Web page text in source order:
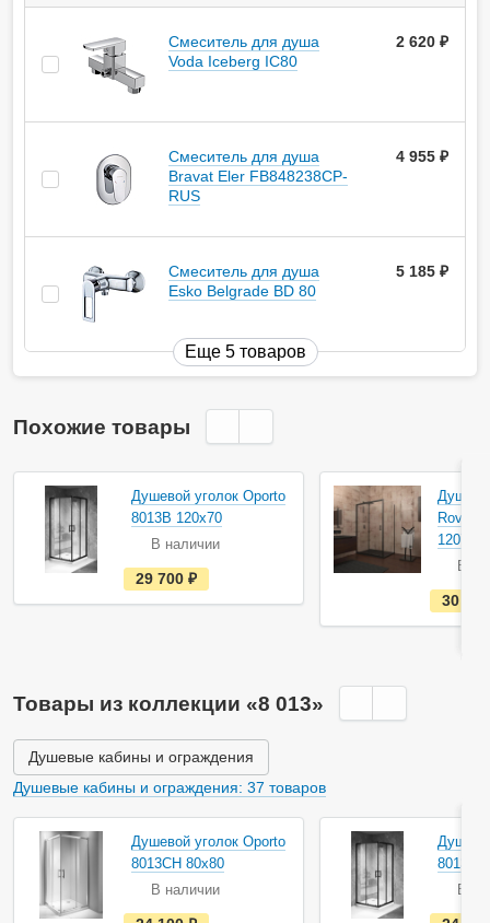
Смеситель для душа
Voda Iceberg IC80
2 620
Смеситель для душа
Bravat Eler FB848238CP-
RUS
4 955
Смеситель для душа
Esko Belgrade BD 80
5 185
Еще 5 товаров
Похожие товары
Душевой уголок Oporto
8013B 120x70
В наличии
е
с
т
и
ч
и
29 700
Rovigo
12070-
В
30
Товары из коллекции «8 013»
Душевые кабины и ограждения
Душевые кабины и ограждения: 37 товаров
Душевой уголок Oporto
8013CH 80x80
В наличии
е
8013B
В